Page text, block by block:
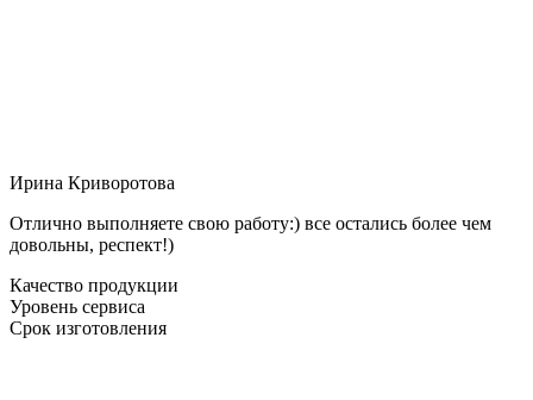
Ирина Криворотова
Отлично выполняете свою работу:) все остались более чем
довольны, респект!)
Качество продукции
Уровень сервиса
Срок изготовления